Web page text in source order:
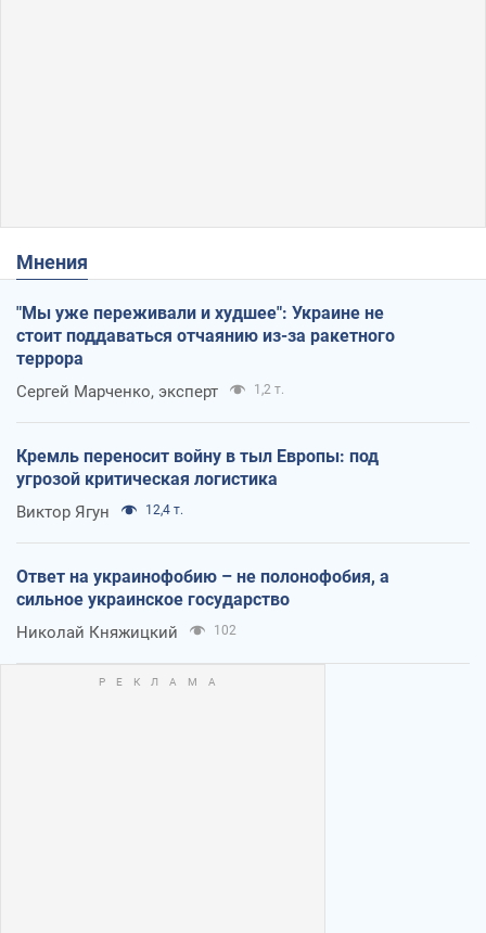
Мнения
"Мы уже переживали и худшее": Украине не
стоит поддаваться отчаянию из-за ракетного
террора
Сергей Марченко, эксперт 1,2 т.
Кремль переносит войну в тыл Европы: под
угрозой критическая логистика
Виктор Ягун 12,4 т.
Ответ на украинофобию – не полонофобия, а
сильное украинское государство
Николай Княжицкий 102